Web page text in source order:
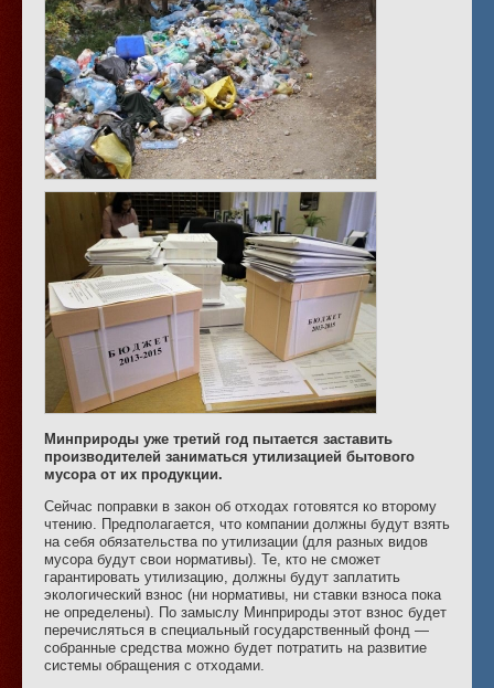
Минприроды уже третий год пытается заставить
производителей заниматься утилизацией бытового
мусора от их продукции.
Сейчас поправки в закон об отходах готовятся ко второму
чтению. Предполагается, что компании должны будут взять
на себя обязательства по утилизации (для разных видов
мусора будут свои нормативы). Те, кто не сможет
гарантировать утилизацию, должны будут заплатить
экологический взнос (ни нормативы, ни ставки взноса пока
не определены). По замыслу Минприроды этот взнос будет
перечисляться в специальный государственный фонд —
собранные средства можно будет потратить на развитие
системы обращения с отходами.